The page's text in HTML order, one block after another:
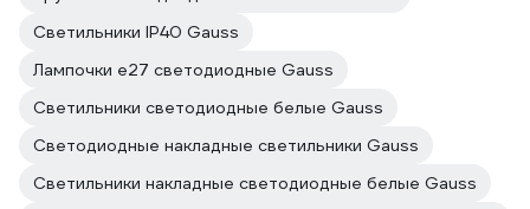
Светильники IP40 Gauss
Лампочки е27 светодиодные Gauss
Светильники светодиодные белые Gauss
Светодиодные накладные светильники Gauss
Светильники накладные светодиодные белые Gauss